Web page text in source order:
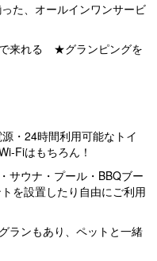
e
xt
た、オールインワンサービ
来れる ★グランピングを
・24時間利用可能なトイ
Fiはもちろん！
サウナ・プール・BBQブー
を設置したり自由にご利用
ランもあり、ペットと一緒